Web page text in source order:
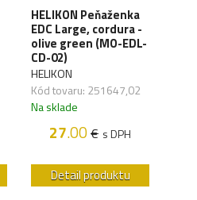
HELIKON Peňaženka
EDC Large, cordura -
olive green (MO-EDL-
CD-02)
HELIKON
Kód tovaru: 251647,02
Na sklade
27.00€ s DPH
Detail produktu